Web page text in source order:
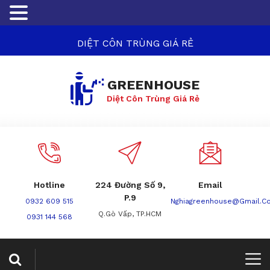
DIỆT CÔN TRÙNG GIÁ RẺ
GREENHOUSE
Diệt Côn Trùng Giá Rẻ
Hotline
0932 609 515
0931 144 568
224 Đường Số 9,
P.9
Q.Gò Vấp, TP.HCM
Email